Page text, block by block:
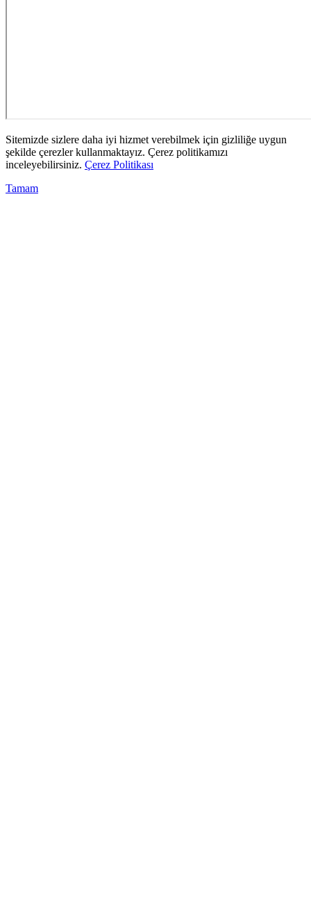
Sitemizde sizlere daha iyi hizmet verebilmek için gizliliğe uygun
şekilde çerezler kullanmaktayız. Çerez politikamızı
inceleyebilirsiniz. Çerez Politikası
Tamam